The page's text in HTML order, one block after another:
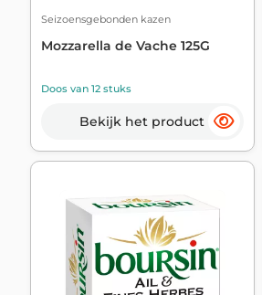
Seizoensgebonden kazen
Mozzarella de Vache 125G
Doos van 12 stuks
Bekijk het product